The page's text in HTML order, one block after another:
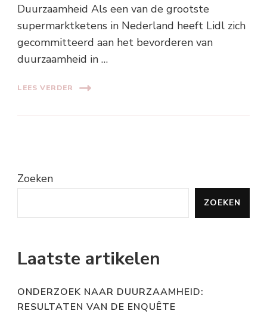
Duurzaamheid Als een van de grootste
supermarktketens in Nederland heeft Lidl zich
gecommitteerd aan het bevorderen van
duurzaamheid in …
LEES VERDER
Zoeken
ZOEKEN
Laatste artikelen
ONDERZOEK NAAR DUURZAAMHEID:
RESULTATEN VAN DE ENQUÊTE